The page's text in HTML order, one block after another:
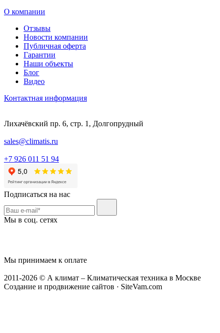
О компании
Отзывы
Новости компании
Публичная оферта
Гарантии
Наши объекты
Блог
Видео
Контактная информация
Лихачёвский пр. 6, стр. 1, Долгопрудный
sales@climatis.ru
+7 926 011 51 94
Подписаться на нас
Мы в соц. сетях
Мы принимаем к оплате
2011-2026 © А климат – Климатическая техника в Москве
Создание и продвижение сайтов · SiteVam.com